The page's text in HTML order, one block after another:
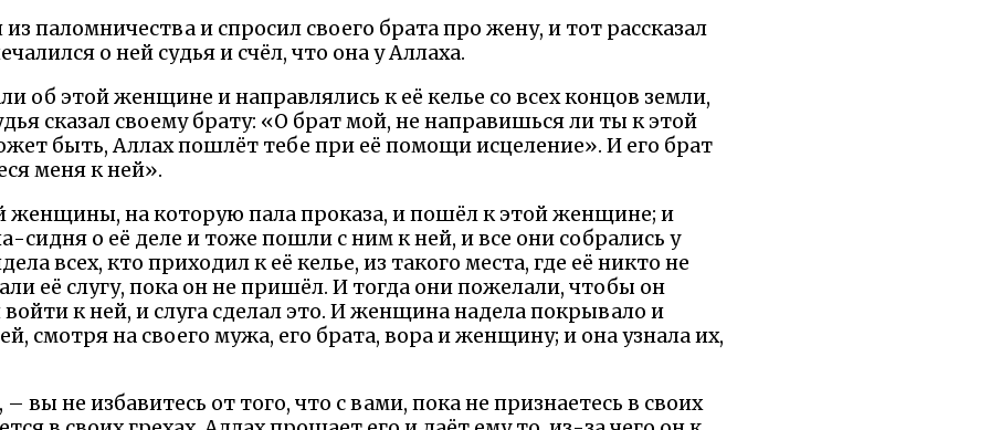
паломничества и спросил своего брата про жену, и тот рассказал
о ней судья и счёл, что она у Аллаха.
об этой женщине и направлялись к её келье со всех концов земли,
сказал своему брату: «О брат мой, не направишься ли ты к этой
быть, Аллах пошлёт тебе при её помощи исцеление». И его брат
меня к ней».
на которую пала проказа, и пошёл к этой женщине; и
сидня о её деле и тоже пошли с ним к ней, и все они собрались у
всех, кто приходил к её келье, из такого места, где её никто не
её слугу, пока он не пришёл. И тогда они пожелали, чтобы он
к ней, и слуга сделал это. И женщина надела покрывало и
смотря на своего мужа, его брата, вора и женщину; и она узнала их,
вы не избавитесь от того, что с вами, пока не признаетесь в своих